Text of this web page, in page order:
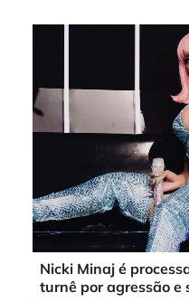
Nicki Minaj é
turnê por agressão e